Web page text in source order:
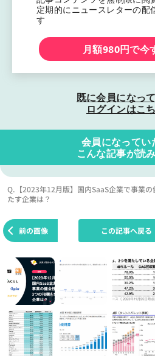
定期的にニュースレターの配
す
月額980円で今
既に会員になっ
ログインはこ
会員になってい
こんな記事が読
Q.【2023年12月版】国内SaaS企業で事業
たす企業は？
前の画像 この記事へ戻る